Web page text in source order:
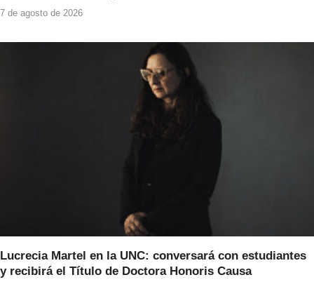
7 de agosto de 2026
Lucrecia Martel en la UNC: conversará con estudiantes
y recibirá el Título de Doctora Honoris Causa